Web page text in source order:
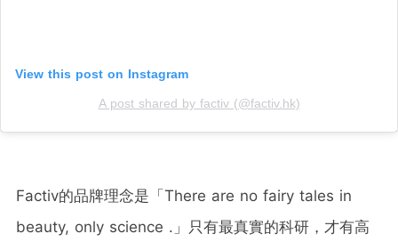
View this post on Instagram
A post shared by factiv (@factiv.hk)
Factiv的品牌理念是「There are no fairy tales in
beauty, only science .」只有最真實的科研，才有高